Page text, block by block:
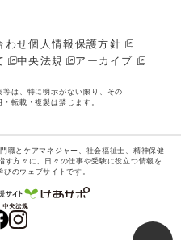
わせ個人情報保護方針
中央法規 アーカイブ
は、特に明示がない限り、その
転載・複製は禁じます。
職とケアマネジャー、社会福祉士、精神保健
す方々に、日々の仕事や受験に役立つ情報を
のウェブサイトです。